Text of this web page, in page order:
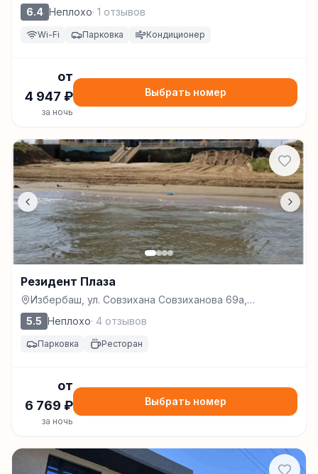
6.4 Неплохо· 1 отзывов
Wi-Fi Парковка Кондиционер
от
4 947 ₽
за ночь
Выбрать номер
Резидент Плаза
Избербаш, ул. Совзихана Совзиханова 69а,
Избербаш
5.5 Неплохо· 4 отзывов
Парковка Ресторан
от
6 769 ₽
за ночь
Выбрать номер